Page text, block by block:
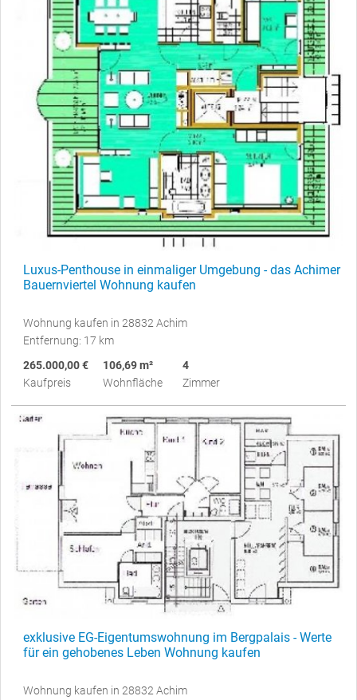
Luxus-Penthouse in einmaliger Umgebung - das Achimer
Bauernviertel Wohnung kaufen
Wohnung kaufen in 28832 Achim
Entfernung: 17 km
265.000,00 €
Kaufpreis
106,69 m²
Wohnfläche
4
Zimmer
exklusive EG-Eigentumswohnung im Bergpalais - Werte
für ein gehobenes Leben Wohnung kaufen
Wohnung kaufen in 28832 Achim